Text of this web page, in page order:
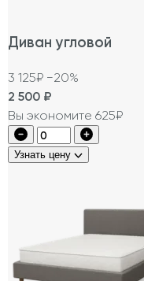
Диван угловой
3 125₽ −20%
2 500 ₽
Вы экономите 625₽
Узнать цену